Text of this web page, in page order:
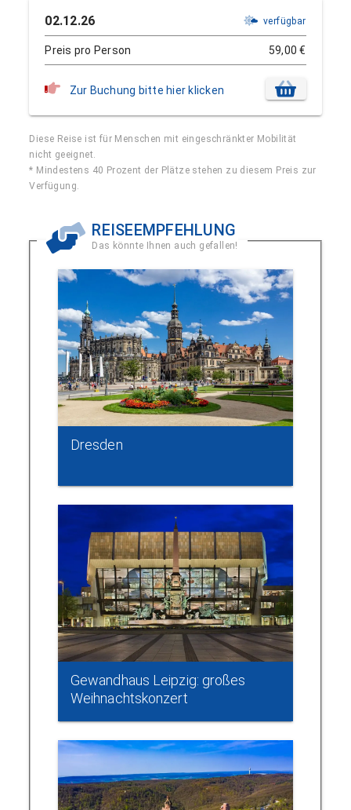
02.12.26 verfügbar
Preis pro Person 59,00 €
Zur Buchung bitte hier klicken
Diese Reise ist für Menschen mit eingeschränkter Mobilität
nicht geeignet.
* Mindestens 40 Prozent der Plätze stehen zu diesem Preis zur
Verfügung.
REISEEMPFEHLUNG
Das könnte Ihnen auch gefallen!
Dresden
Gewandhaus Leipzig: großes
Weihnachtskonzert